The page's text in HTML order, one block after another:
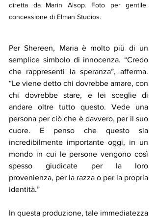
diretta da Marin Alsop. Foto per gentile
concessione di Elman Studios.
Per Shereen, Maria è molto più di un
semplice simbolo di innocenza. “Credo
che rappresenti la speranza”, afferma.
“Le viene detto chi dovrebbe amare, con
chi dovrebbe stare, e lei sceglie di
andare oltre tutto questo. Vede una
persona per ciò che è davvero, per il suo
cuore. E penso che questo sia
incredibilmente importante oggi, in un
mondo in cui le persone vengono così
spesso giudicate per la loro
provenienza, per la razza o per la propria
identità.”
In questa produzione, tale immediatezza